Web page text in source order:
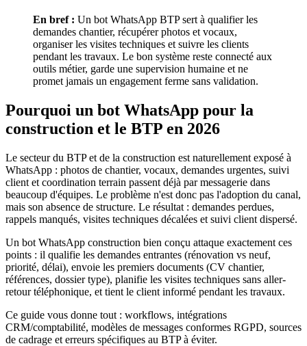
En bref : Un bot WhatsApp BTP sert à qualifier les
demandes chantier, récupérer photos et vocaux,
organiser les visites techniques et suivre les clients
pendant les travaux. Le bon système reste connecté aux
outils métier, garde une supervision humaine et ne
promet jamais un engagement ferme sans validation.
Pourquoi un bot WhatsApp pour la
construction et le BTP en 2026
Le secteur du BTP et de la construction est naturellement exposé à
WhatsApp : photos de chantier, vocaux, demandes urgentes, suivi
client et coordination terrain passent déjà par messagerie dans
beaucoup d'équipes. Le problème n'est donc pas l'adoption du canal,
mais son absence de structure. Le résultat : demandes perdues,
rappels manqués, visites techniques décalées et suivi client dispersé.
Un bot WhatsApp construction bien conçu attaque exactement ces
points : il qualifie les demandes entrantes (rénovation vs neuf,
priorité, délai), envoie les premiers documents (CV chantier,
références, dossier type), planifie les visites techniques sans aller-
retour téléphonique, et tient le client informé pendant les travaux.
Ce guide vous donne tout : workflows, intégrations
CRM/comptabilité, modèles de messages conformes RGPD, sources
de cadrage et erreurs spécifiques au BTP à éviter.